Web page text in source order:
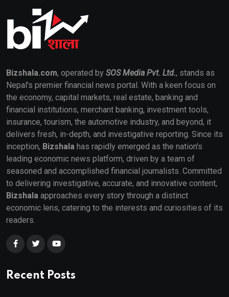
Bizshala.com, operated by SOS Media Pvt. Ltd., stands as
Nepal's premier financial news portal. With a keen focus on
the economy, capital markets, real estate, banking and
financial institutions, merchant banking, investment tools,
insurance, tourism, the automotive industry, and beyond, it
delivers fresh, in-depth, and investigative reporting. Since its
inception, Bizshala has rapidly emerged as the nation's
leading economic news platform, driven by a team of
seasoned and accomplished financial journalists. Committed
to delivering investigative, accurate, and innovative content,
Bizshala approaches every story through a distinct
economic lens, catering to the interests and curiosities of its
readers.
Recent Posts